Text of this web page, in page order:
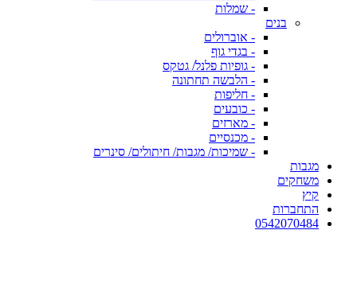
- שמלות
בנים
- אוברולים
- בגדי גוף
- גופיות פלנל/ גטקס
- הלבשה תחתונה
- חליפות
- כובעים
- מארזים
- מכנסיים
- שמיכות/ מגבות/ חיתולים/ סינרים
מגבות
משחקים
קיץ
התחברות
0542070484